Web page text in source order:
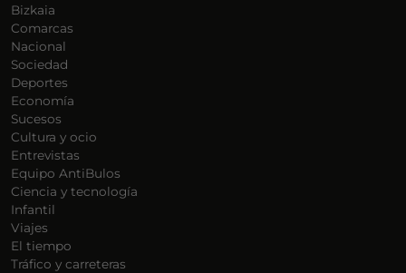
Bizkaia
Comarcas
Nacional
Sociedad
Deportes
Economía
Sucesos
Cultura y ocio
Entrevistas
Equipo AntiBulos
Ciencia y tecnología
Infantil
Viajes
El tiempo
Tráfico y carreteras